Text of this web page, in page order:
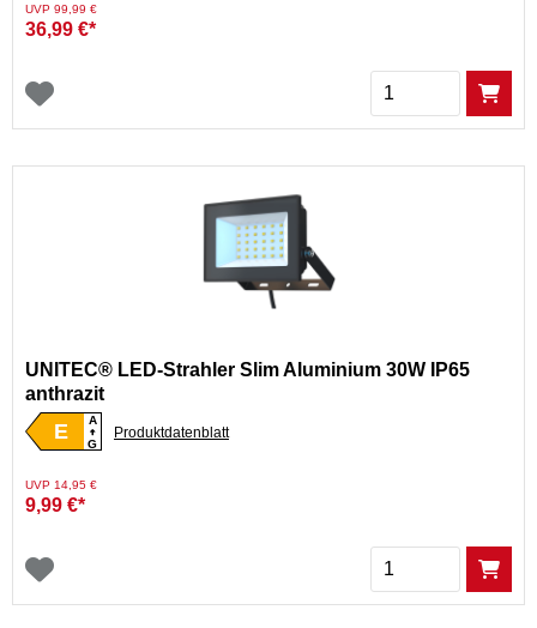
Preis reduziert von
UVP 99,99 €auf
36,99 €*
Menge
UNITEC® LED-Strahler Slim Aluminium 30W IP65
anthrazit
A
G
E Produktdatenblatt
Preis reduziert von
UVP 14,95 €auf
9,99 €*
Menge